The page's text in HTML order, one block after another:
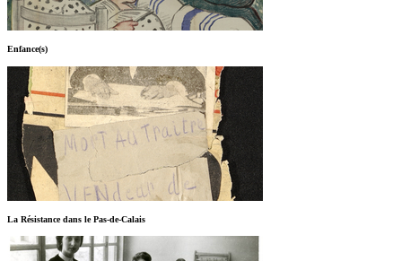
Enfance(s)
La Résistance dans le Pas-de-Calais